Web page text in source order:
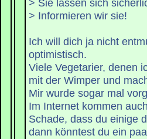
> Sie lassen sich
> Informieren wir sie!
Ich will dich ja nicht
optimistisch.
Viele Vegetarier, denen
mit der Wimper und
Mir wurde sogar mal
Im Internet kommen
Schade, dass du einige
dann könntest du ein